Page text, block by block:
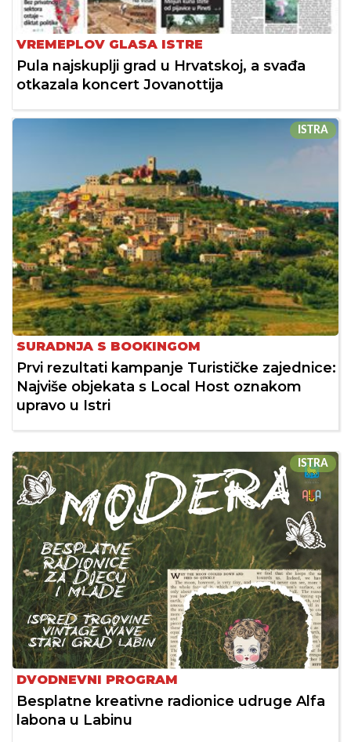
VREMEPLOV GLASA ISTRE
Pula najskuplji grad u Hrvatskoj, a svađa
otkazala koncert Jovanottija
ISTRA
SURADNJA S BOOKINGOM
Prvi rezultati kampanje Turističke zajednice:
Najviše objekata s Local Host oznakom
upravo u Istri
ISTRA
DVODNEVNI PROGRAM
Besplatne kreativne radionice udruge Alfa
labona u Labinu